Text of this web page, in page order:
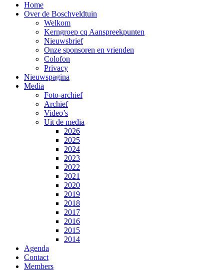
Home
Over de Boschveldtuin
Welkom
Kerngroep cq Aanspreekpunten
Nieuwsbrief
Onze sponsoren en vrienden
Colofon
Privacy
Nieuwspagina
Media
Foto-archief
Archief
Video’s
Uit de media
2026
2025
2024
2023
2022
2021
2020
2019
2018
2017
2016
2015
2014
Agenda
Contact
Members